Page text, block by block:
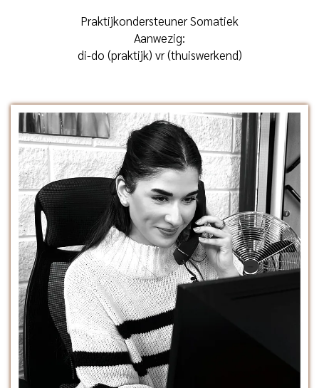
Praktijkondersteuner Somatiek
Aanwezig:
di-do (praktijk) vr (thuiswerkend)